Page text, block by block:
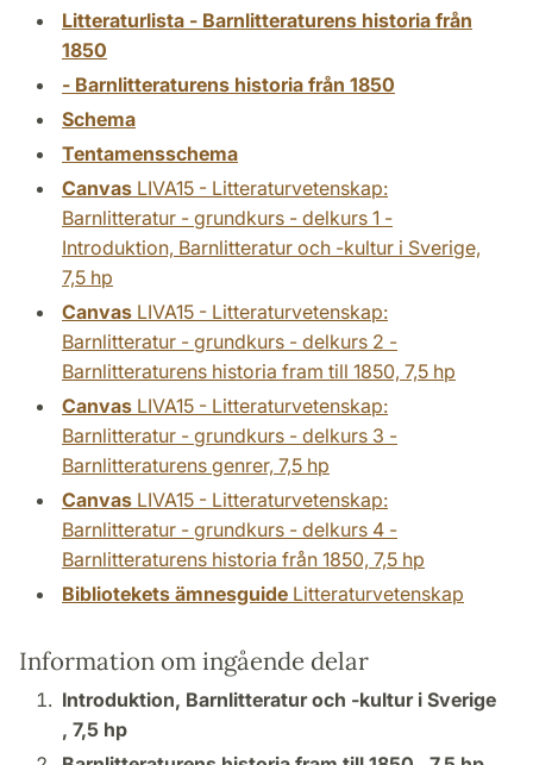
Litteraturlista - Barnlitteraturens historia från
1850
- Barnlitteraturens historia från 1850
Schema
Tentamensschema
Canvas LIVA15 - Litteraturvetenskap:
Barnlitteratur - grundkurs - delkurs 1 -
Introduktion, Barnlitteratur och -kultur i Sverige,
7,5 hp
Canvas LIVA15 - Litteraturvetenskap:
Barnlitteratur - grundkurs - delkurs 2 -
Barnlitteraturens historia fram till 1850, 7,5 hp
Canvas LIVA15 - Litteraturvetenskap:
Barnlitteratur - grundkurs - delkurs 3 -
Barnlitteraturens genrer, 7,5 hp
Canvas LIVA15 - Litteraturvetenskap:
Barnlitteratur - grundkurs - delkurs 4 -
Barnlitteraturens historia från 1850, 7,5 hp
Bibliotekets ämnesguide Litteraturvetenskap
Information om ingående delar
Introduktion, Barnlitteratur och -kultur i Sverige
, 7,5 hp